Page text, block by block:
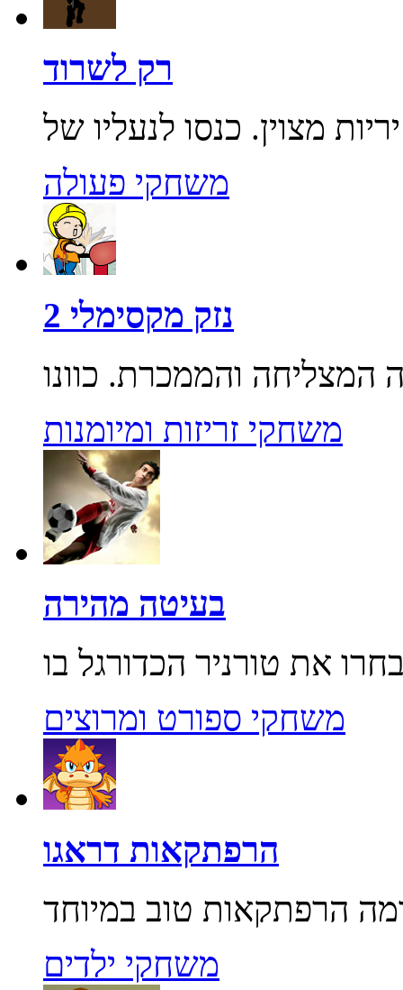
רק לשרוד
משחקי פעולה
נזק מקסימלי 2
משחקי זריזות ומיומנות
בעיטה מהירה
משחקי ספורט ומרוצים
הרפתקאות דראגו
משחקי ילדים